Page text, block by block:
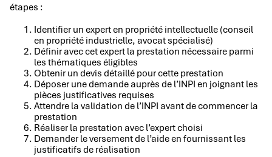
étapes :
Identifier un expert en propriété intellectuelle (conseil
en propriété industrielle, avocat spécialisé)
Définir avec cet expert la prestation nécessaire parmi
les thématiques éligibles
Obtenir un devis détaillé pour cette prestation
Déposer une demande auprès de l’INPI en joignant les
pièces justificatives requises
Attendre la validation de l’INPI avant de commencer la
prestation
Réaliser la prestation avec l’expert choisi
Demander le versement de l’aide en fournissant les
justificatifs de réalisation